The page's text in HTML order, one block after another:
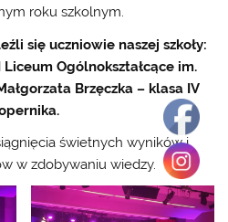
roku szkolnym.
się uczniowie naszej szkoły:
Ogólnokształcące im.
Brzęczka – klasa IV
świetnych wyników i
w zdobywaniu wiedzy.